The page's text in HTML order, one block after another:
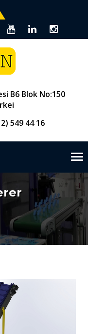
B6 Blok No:150
549 44 16